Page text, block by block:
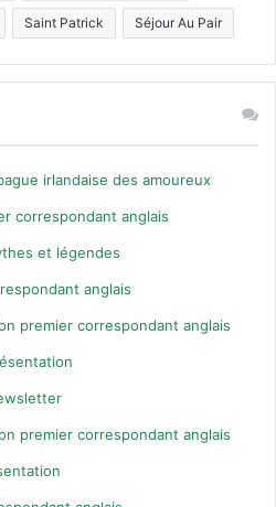
Saint Patrick Séjour Au Pair
irlandaise des amoureux
correspondant anglais
et légendes
anglais
premier correspondant anglais
premier correspondant anglais